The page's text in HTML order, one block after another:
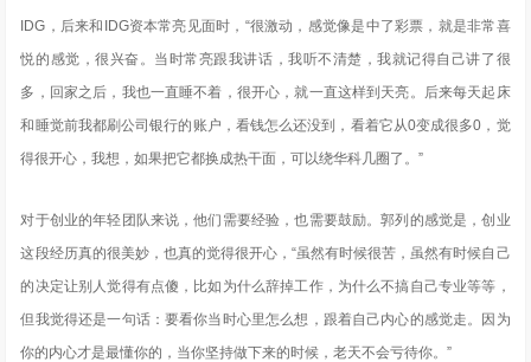
IDG，后来和IDG资本常亮见面时，“很激动，感觉像是中了彩票，就是非常喜
悦的感觉，很兴奋。当时常亮跟我讲话，我听不清楚，我就记得自己讲了很
多，回家之后，我也一直睡不着，很开心，就一直这样到天亮。后来每天起床
和睡觉前我都刷公司银行的账户，看钱怎么还没到，看着它从0变成很多0，觉
得很开心，我想，如果把它都换成热干面，可以绕华科几圈了。”
对于创业的年轻团队来说，他们需要经验，也需要鼓励。郭列的感觉是，创业
这段经历真的很美妙，也真的觉得很开心，“虽然有时候很苦，虽然有时候自己
的决定让别人觉得有点傻，比如为什么辞掉工作，为什么不搞自己专业等等，
但我觉得还是一句话：要看你当时心里怎么想，跟着自己内心的感觉走。因为
你的内心才是最懂你的，当你坚持做下来的时候，老天不会亏待你。”